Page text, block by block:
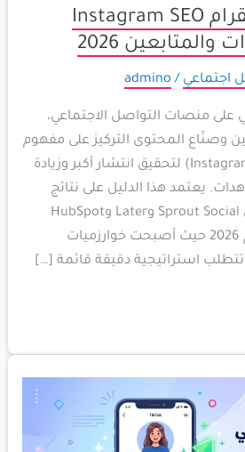
دليل سيو إنستقرام Instagram SEO
2026
اجتماعي /
admino
على منصات التواصل الاجتماعي،
وصنّاع المحتوى التركيز على مفهوم
سيو إنستقرام (Instagram SEO) لتحقيق انتشار أكبر وزيادة
يعتمد هذا الدليل على نتائج
أبحاث أجنبية رائدة مثل Sprout Social وLater وHubSpot
وغيرها، ويستهدف عام 2026 حيث أصبحت خوارزميات
استراتيجية دقيقة قائمة […]